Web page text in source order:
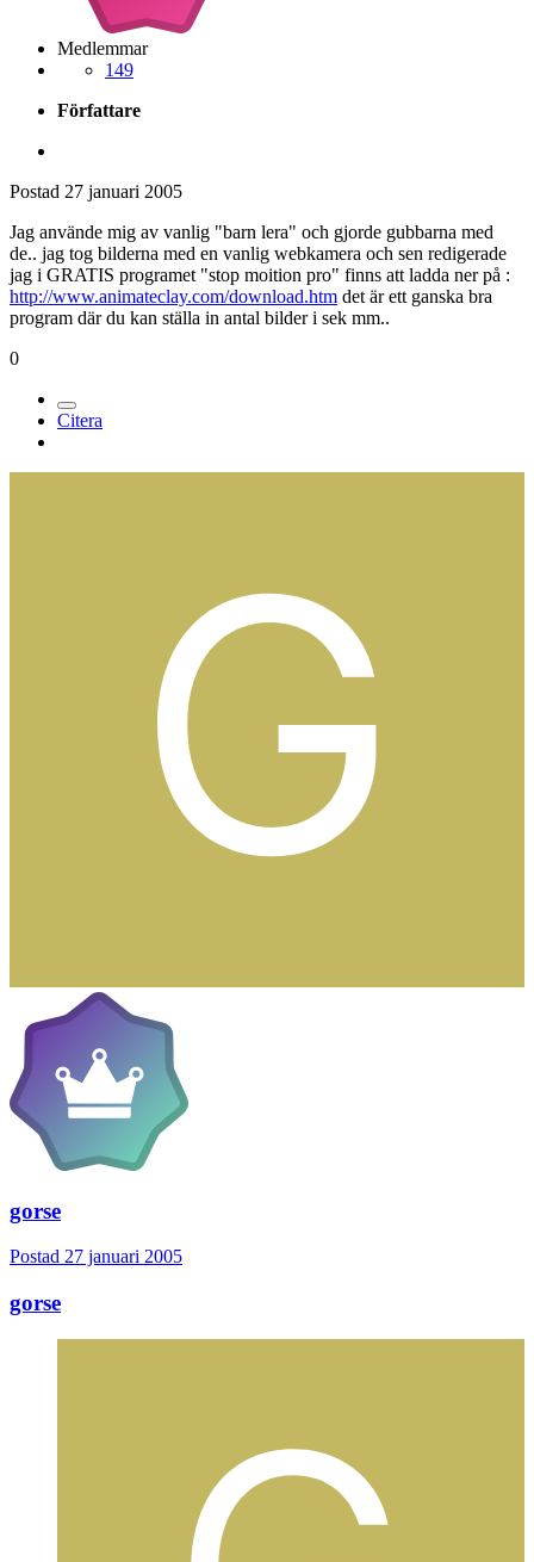
Medlemmar
149
Författare
Postad 27 januari 2005
Jag använde mig av vanlig "barn lera" och gjorde gubbarna med
de.. jag tog bilderna med en vanlig webkamera och sen redigerade
jag i GRATIS programet "stop moition pro" finns att ladda ner på :
http://www.animateclay.com/download.htm det är ett ganska bra
program där du kan ställa in antal bilder i sek mm..
0
Citera
gorse
Postad 27 januari 2005
gorse